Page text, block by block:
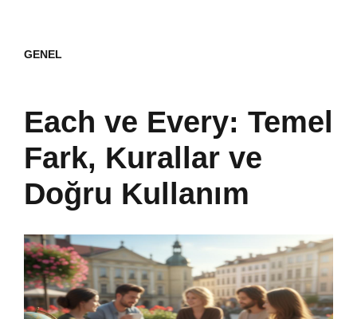
GENEL
Each ve Every: Temel
Fark, Kurallar ve
Doğru Kullanım